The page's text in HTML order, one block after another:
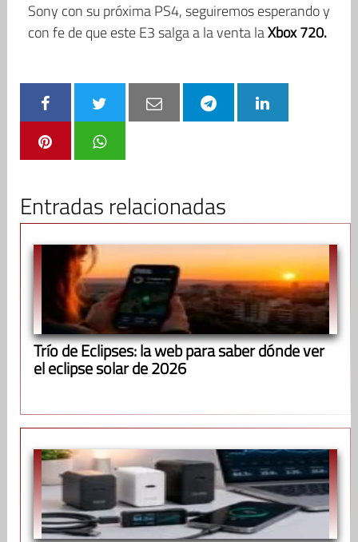
Sony con su próxima PS4, seguiremos esperando y
con fe de que este E3 salga a la venta laXbox 720.
Entradas relacionadas
Trío de Eclipses: la web para saber dónde ver
el eclipse solar de 2026